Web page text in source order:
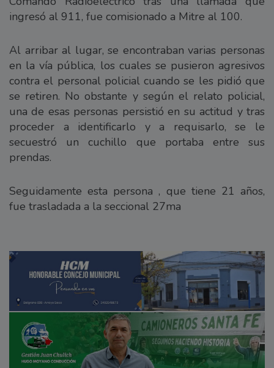
ingresó al 911, fue comisionado a Mitre al 100.
Al arribar al lugar, se encontraban varias personas
en la vía pública, los cuales se pusieron agresivos
contra el personal policial cuando se les pidió que
se retiren. No obstante y según el relato policial,
una de esas personas persistió en su actitud y tras
proceder a identificarlo y a requisarlo, se le
secuestró un cuchillo que portaba entre sus
prendas.
Seguidamente esta persona , que tiene 21 años,
fue trasladada a la seccional 27ma